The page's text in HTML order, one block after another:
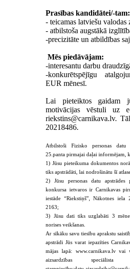
Prasības kandidātei/-tam:
- teicamas latviešu valodas
- atbilstoša augstākā
-precizitāte un atbildības
Mēs piedāvājam:
-interesantu darbu
-konkurētspējīgu
EUR mēnesī.
Lai pieteiktos gaidam
motivācijas vēstuli uz
.
20218486.
Atbilstoši Fizisko personas datu
25.panta pirmajai daļai informējam,
1) Jūsu pieteikuma dokumentos
tiks apstrādāti, lai nodrošinātu šī
2) Jūsu personas datu apstrādes
konkursa ietvaros ir Carnikavas
iestāde “Riekstiņš”, Nākotnes iela
2163;
3) Jūsu dati tiks uzglabāti 3
norises veikšanas.
Ar sīkāku savu tiesību aprakstu
apstrādi Jūs varat iepazīties
mājas lapā: www.carnikava.lv vai
aizsardzības